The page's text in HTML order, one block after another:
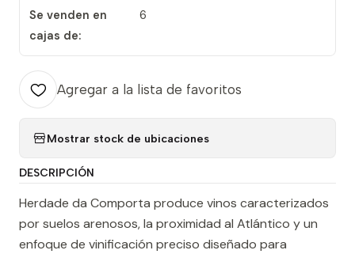
Se venden en
cajas de:
6
Agregar a la lista de favoritos
Mostrar stock de ubicaciones
DESCRIPCIÓN
Herdade da Comporta produce vinos caracterizados
por suelos arenosos, la proximidad al Atlántico y un
enfoque de vinificación preciso diseñado para